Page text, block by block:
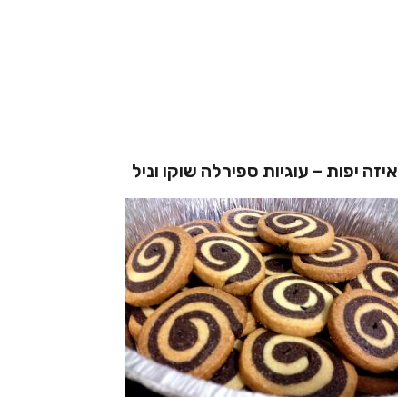
איזה יפות – עוגיות ספירלה שוקו וניל